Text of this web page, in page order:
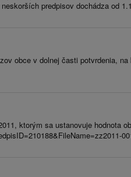
predpisov dochádza od
obce v dolnej časti potvrdenia,
ktorým sa ustanovuje